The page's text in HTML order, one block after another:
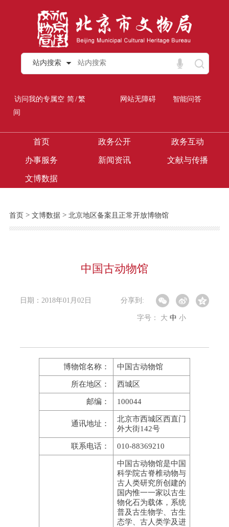
站内搜索
访问我的专属空
间
简/繁 网站无障碍 智能问答
首页 政务公开 政务互动
办事服务 新闻资讯 文献与传播
文博数据
首页> 文博数据> 北京地区备案且正常开放博物馆
中国古动物馆
日期：2018年01月02日 分享到:
字号： 大 中 小
博物馆名称： 中国古动物馆
所在地区： 西城区
邮编： 100044
通讯地址：
北京市西城区西直门
外大街142号
联系电话： 010-88369210
中国古动物馆是中国
科学院古脊椎动物与
古人类研究所创建的
国内惟一一家以古生
物化石为载体，系统
普及古生物学、古生
态学、古人类学及进